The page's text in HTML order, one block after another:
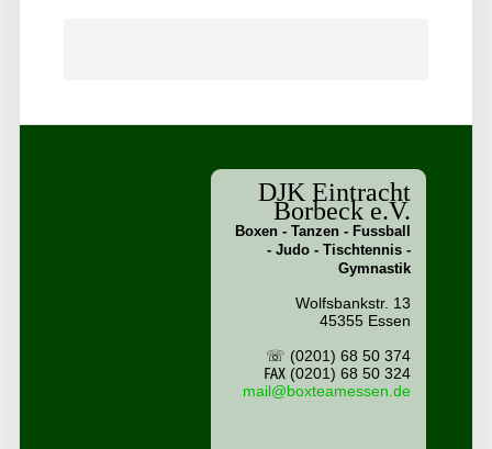
DJK Eintracht
Borbeck e.V.
Boxen - Tanzen - Fussball
- Judo - Tischtennis -
Gymnastik
Wolfsbankstr. 13
45355 Essen
☏ (0201) 68 50 374
℻ (0201) 68 50 324
mail@boxteamessen.de